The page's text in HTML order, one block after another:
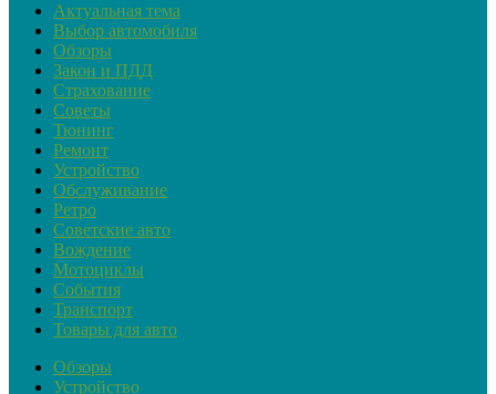
Актуальная тема
Выбор автомобиля
Обзоры
Закон и ПДД
Страхование
Советы
Тюнинг
Ремонт
Устройство
Обслуживание
Ретро
Советские авто
Вождение
Мотоциклы
События
Транспорт
Товары для авто
Обзоры
Устройство